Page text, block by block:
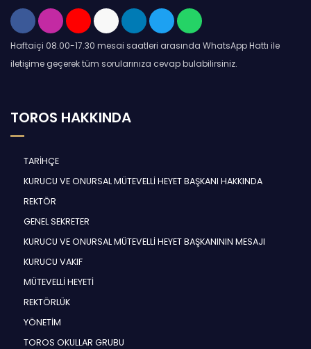
Haftaiçi 08.00-17.30 mesai saatleri arasında WhatsApp Hattı ile
iletişime geçerek tüm sorularınıza cevap bulabilirsiniz.
TOROS HAKKINDA
TARİHÇE
KURUCU VE ONURSAL MÜTEVELLİ HEYET BAŞKANI HAKKINDA
REKTÖR
GENEL SEKRETER
KURUCU VE ONURSAL MÜTEVELLİ HEYET BAŞKANININ MESAJI
KURUCU VAKIF
MÜTEVELLİ HEYETİ
REKTÖRLÜK
YÖNETİM
TOROS OKULLAR GRUBU